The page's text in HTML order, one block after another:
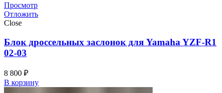
Просмотр
Отложить
Close
Блок дроссельных заслонок для Yamaha YZF-R1
02-03
8 800 ₽
В корзину